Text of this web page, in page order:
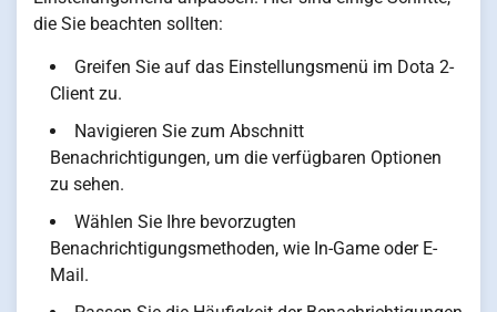
die Sie beachten sollten:
Greifen Sie auf das Einstellungsmenü im Dota 2-
Client zu.
Navigieren Sie zum Abschnitt
Benachrichtigungen, um die verfügbaren Optionen
zu sehen.
Wählen Sie Ihre bevorzugten
Benachrichtigungsmethoden, wie In-Game oder E-
Mail.